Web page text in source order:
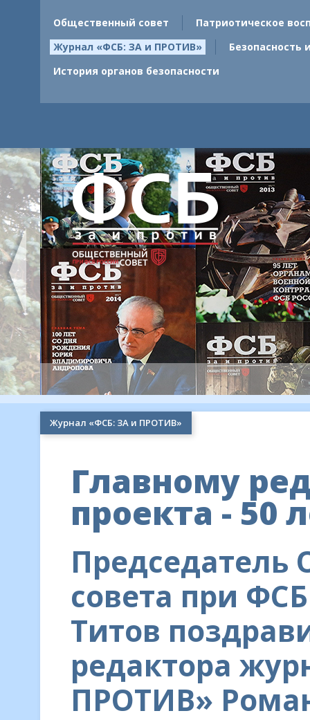
Общественный совет
Патриотическое
Журнал «ФСБ: ЗА и ПРОТИВ»
Безопасность
История органов безопасности
Журнал «ФСБ: ЗА и ПРОТИВ»
Главному
проекта - 50
Председатель
совета при
Титов
редактора
ПРОТИВ»